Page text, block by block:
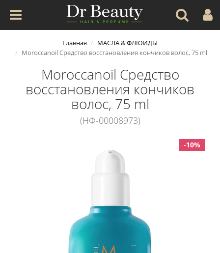
Главная
МАСЛА & ФЛЮИДЫ
Moroccanoil Средство восстановления кончиков волос, 75 ml
Moroccanoil Средство
восстановления кончиков
волос, 75 ml
(НФ-00008973)
-10%